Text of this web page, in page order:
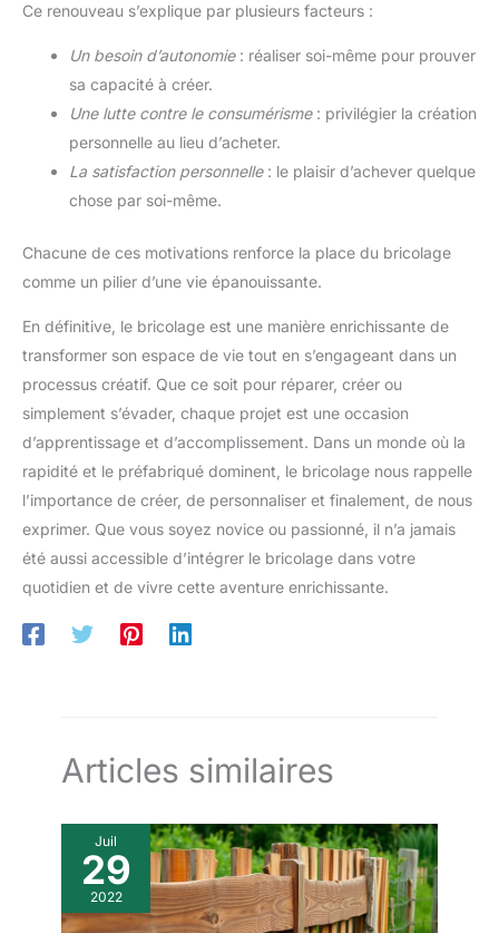
Ce renouveau s’explique par plusieurs facteurs :
Un besoin d’autonomie: réaliser soi-même pour prouver
sa capacité à créer.
Une lutte contre le consumérisme: privilégier la création
personnelle au lieu d’acheter.
La satisfaction personnelle: le plaisir d’achever quelque
chose par soi-même.
Chacune de ces motivations renforce la place du bricolage
comme un pilier d’une vie épanouissante.
En définitive, le bricolage est une manière enrichissante de
transformer son espace de vie tout en s’engageant dans un
processus créatif. Que ce soit pour réparer, créer ou
simplement s’évader, chaque projet est une occasion
d’apprentissage et d’accomplissement. Dans un monde où la
rapidité et le préfabriqué dominent, le bricolage nous rappelle
l’importance de créer, de personnaliser et finalement, de nous
exprimer. Que vous soyez novice ou passionné, il n’a jamais
été aussi accessible d’intégrer le bricolage dans votre
quotidien et de vivre cette aventure enrichissante.
Articles similaires
Juil
29
2022